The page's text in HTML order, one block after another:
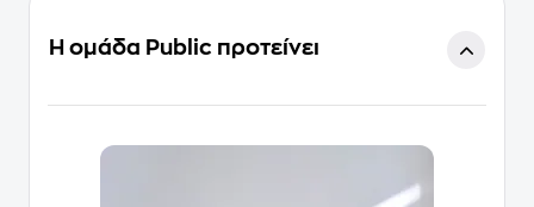
Η ομάδα Public προτείνει